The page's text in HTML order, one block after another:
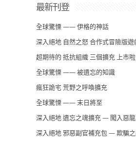
最新刊登
全球驚慄 —— 伊格的神話
深入絕地 自然之怒 合作式冒險版
超期待的 抵抗組織 三個擴充 上市啦
全球驚慄 —— 被遺忘的知識
瘋狂詭宅 荒野之呼喚擴充
全球驚慄 —— 末日將至
深入絕地 遺忘之魂擴充 — 闖入惡
深入絕地 邪惡副官補充包 — 欺騙